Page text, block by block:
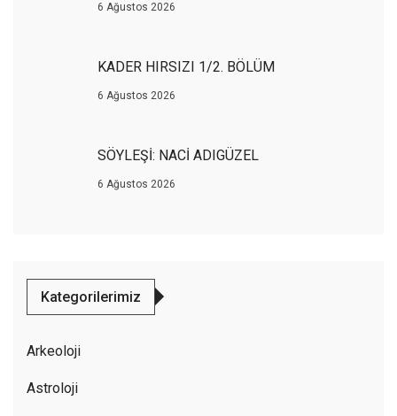
6 Ağustos 2026
KADER HIRSIZI 1/2. BÖLÜM
6 Ağustos 2026
SÖYLEŞİ: NACİ ADIGÜZEL
6 Ağustos 2026
Kategorilerimiz
Arkeoloji
Astroloji